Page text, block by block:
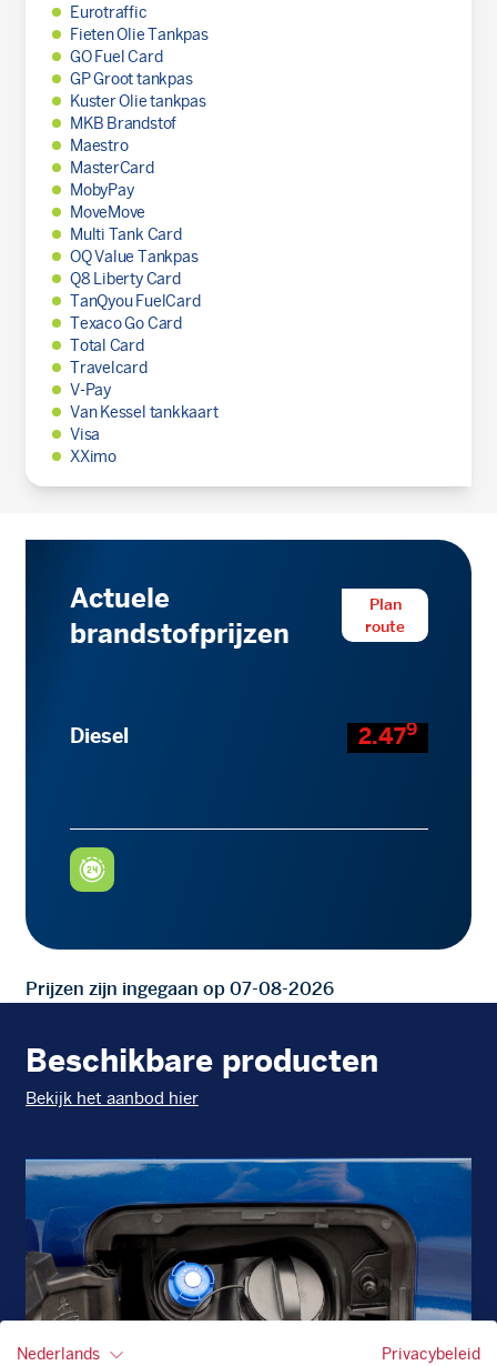
Eurotraffic
Fieten Olie Tankpas
GO Fuel Card
GP Groot tankpas
Kuster Olie tankpas
MKB Brandstof
Maestro
MasterCard
MobyPay
MoveMove
Multi Tank Card
OQ Value Tankpas
Q8 Liberty Card
TanQyou FuelCard
Texaco Go Card
Total Card
Travelcard
V-Pay
Van Kessel tankkaart
Visa
XXimo
Actuele
brandstofprijzen
Plan
route
Diesel 2.479
Prijzen zijn ingegaan op 07-08-2026
Beschikbare producten
Bekijk het aanbod hier
Nederlands Privacybeleid